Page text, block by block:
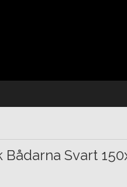
Bådarna Svart